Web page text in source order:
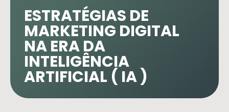
ESTRATÉGIAS DE
MARKETING DIGITAL
NA ERA DA
INTELIGÊNCIA
ARTIFICIAL ( IA )